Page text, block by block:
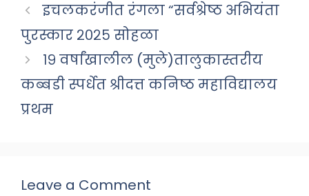
इचलकरंजीत रंगला “सर्वश्रेष्ठ अभियंता
पुरस्कार २०२५ सोहळा
१९ वर्षांखालील (मुले)तालुकास्तरीय
कब्बडी स्पर्धेत श्रीदत्त कनिष्ठ महाविद्यालय
प्रथम
Leave a Comment